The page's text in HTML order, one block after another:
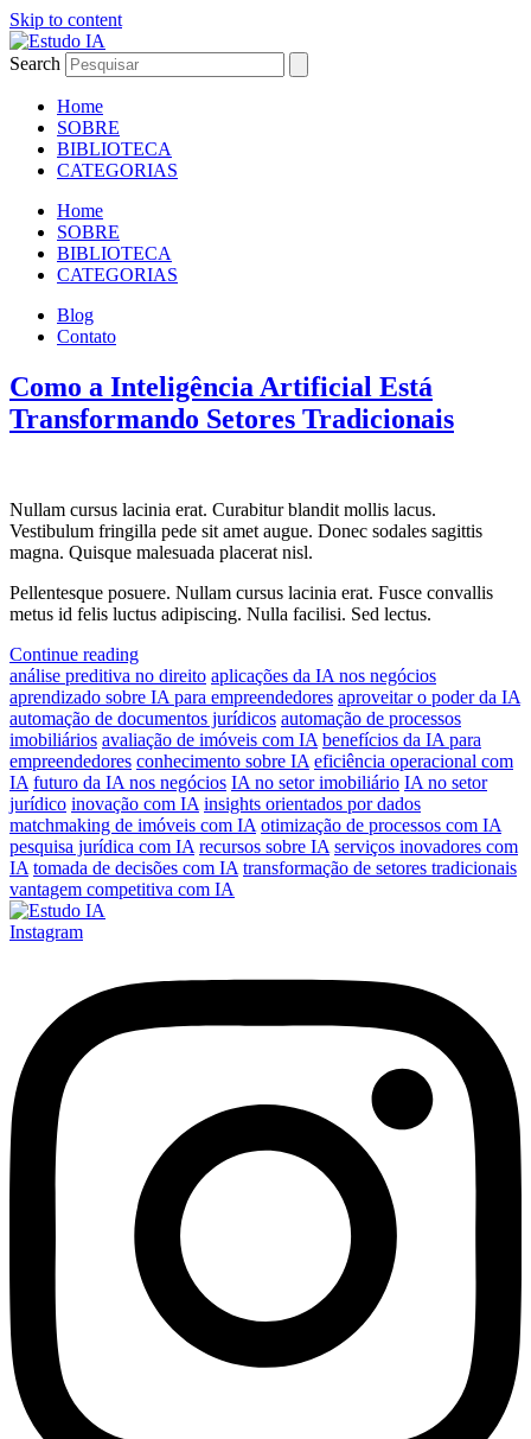
Skip to content
Search
Home
SOBRE
BIBLIOTECA
CATEGORIAS
Home
SOBRE
BIBLIOTECA
CATEGORIAS
Blog
Contato
Como a Inteligência Artificial Está
Transformando Setores Tradicionais
Nullam cursus lacinia erat. Curabitur blandit mollis lacus.
Vestibulum fringilla pede sit amet augue. Donec sodales sagittis
magna. Quisque malesuada placerat nisl.
Pellentesque posuere. Nullam cursus lacinia erat. Fusce convallis
metus id felis luctus adipiscing. Nulla facilisi. Sed lectus.
Continue reading
análise preditiva no direito aplicações da IA nos negócios
aprendizado sobre IA para empreendedores aproveitar o poder da IA
automação de documentos jurídicos automação de processos
imobiliários avaliação de imóveis com IA benefícios da IA para
empreendedores conhecimento sobre IA eficiência operacional com
IA futuro da IA nos negócios IA no setor imobiliário IA no setor
jurídico inovação com IA insights orientados por dados
matchmaking de imóveis com IA otimização de processos com IA
pesquisa jurídica com IA recursos sobre IA serviços inovadores com
IA tomada de decisões com IA transformação de setores tradicionais
vantagem competitiva com IA
Instagram